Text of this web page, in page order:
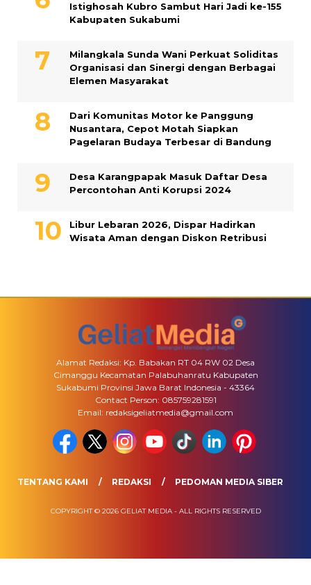
Istighosah Kubro Sambut Hari Jadi ke-155
Kabupaten Sukabumi
Milangkala Sunda Wani Perkuat Soliditas
Organisasi dan Sinergi dengan Berbagai
Elemen Masyarakat
Dari Komunitas Motor ke Panggung
Nusantara, Cepot Motah Siapkan
Pagelaran Budaya Terbesar di Bandung
Desa Karangpapak Masuk Daftar Desa
Percontohan Anti Korupsi 2024
Libur Lebaran 2026, Dispar Hadirkan
Wisata Aman dengan Diskon Retribusi
Alamat Redaksi: Kp. Babakan RT 04 RW 02 Desa
Cimanggu Kecamatan Palabuhanratu Kabupaten
Sukabumi Provinsi Jawa Barat Indonesia - 43364
Contact Person: 085759281591
Email: redaksigeliatmedia@gmail.com
TENTANG KAMI REDAKSI PEDOMAN MEDIA SIBER
COPYRIGHT © 2026 GELIAT MEDIA - ALL RIGHTS RESERVED